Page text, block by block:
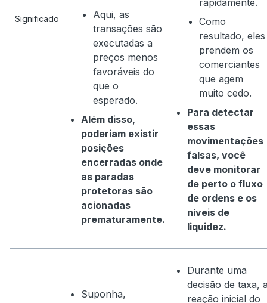
Significado
Aqui, as
transações são
executadas a
preços menos
favoráveis do
que o
esperado.
Além disso,
poderiam existir
posições
encerradas onde
as paradas
protetoras são
acionadas
prematuramente.
rapidamente.
Como
resultado, eles
prendem os
comerciantes
que agem
muito cedo.
Para detectar
essas
movimentações
falsas, você
deve monitorar
de perto o fluxo
de ordens e os
níveis de
liquidez.
Suponha,
Durante uma
decisão de taxa,
reação inicial do